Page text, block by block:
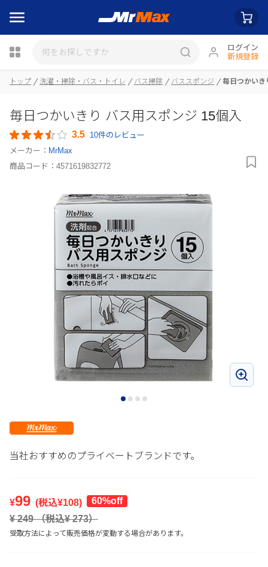
ログイン
新規登録
トップ 洗濯・掃除・バス・トイレ バス掃除 バススポンジ 毎日つかいき
毎日つかいきり バス用スポンジ 15個入
3.5 10件のレビュー
メーカー： MrMax
商品コード： 4571619832772
当社おすすめのプライベートブランドです。
¥99 (税込¥108)
60%off
¥ 249（税込¥273）
受取方法によって販売価格が変動する場合があります。